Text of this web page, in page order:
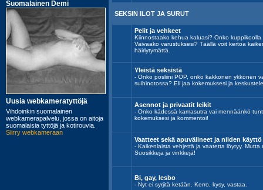
SEKSIN ILOT JA SURUT
Pelit ja vehkeet
Kiinnostaako kehua kaluasi? Onko
Vaivaako varustuksesi? Täällä voit kertoa
häiriytymättä.
Yleistä seksistä
- Onko posliini POP, onko kakkonen ykkönen
suihinotossa? Eli jaa kokemuksesi ja
Asennot ja privaatit leikit
- Onko kädessä kamasutra vai mennäänkö
kokemuksesi ja kommentoi!
Vaatteet sekä apuvälineet ja niiden käyttö
- Kaikenlaista vehjettä ja vaatetta löytyy.
Suosikkeja ja vinkkejä!
Bi, gay, lesbo
- Nyt ei syrjitä ketään. Kerro, kysy, vastaa.